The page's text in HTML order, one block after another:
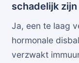
schadelijk zijn
Ja, een te laag
hormonale
verzwakt